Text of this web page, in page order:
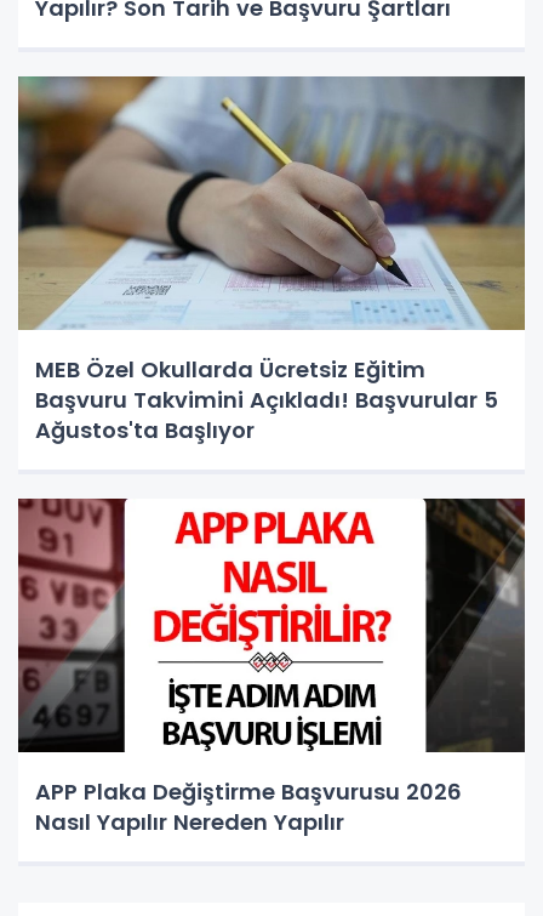
Yapılır? Son Tarih ve Başvuru Şartları
MEB Özel Okullarda Ücretsiz Eğitim
Başvuru Takvimini Açıkladı! Başvurular 5
Ağustos'ta Başlıyor
APP Plaka Değiştirme Başvurusu 2026
Nasıl Yapılır Nereden Yapılır